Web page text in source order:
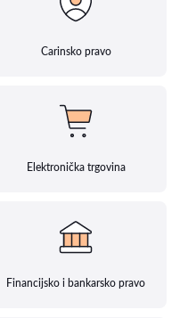
Carinsko pravo
Elektronička trgovina
Financijsko i bankarsko pravo